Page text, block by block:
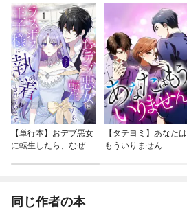
【単行本】おデブ悪女
に転生したら、なぜか
【タテヨミ】あなたは
もういりません
同じ作者の本